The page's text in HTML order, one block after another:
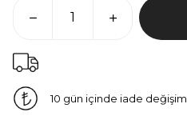
10 gün içinde iade değişim